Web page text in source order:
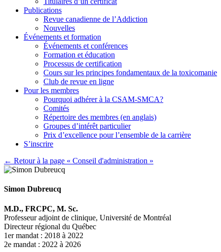
Publications
Revue canadienne de l’Addiction
Nouvelles
Événements et formation
Événements et conférences
Formation et éducation
Processus de certification
Cours sur les principes fondamentaux de la toxicomanie
Club de revue en ligne
Pour les membres
Pourquoi adhérer à la CSAM-SMCA?
Comités
Répertoire des membres (en anglais)
Groupes d’intérêt particulier
Prix d’excellence pour l’ensemble de la carrière
S’inscrire
← Retour à la page « Conseil d'administration »
Simon Dubreucq
M.D., FRCPC, M. Sc.
Professeur adjoint de clinique, Université de Montréal
Directeur régional du Québec
1er mandat : 2018 à 2022
2e mandat : 2022 à 2026